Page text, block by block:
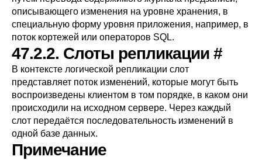
описывающего изменения на уровне хранения, в
специальную форму уровня приложения, например, в
поток кортежей или операторов SQL.
47.2.2. Слоты репликации #
В контексте логической репликации слот
представляет поток изменений, которые могут быть
воспроизведены клиентом в том порядке, в каком они
происходили на исходном сервере. Через каждый
слот передаётся последовательность изменений в
одной базе данных.
Примечание